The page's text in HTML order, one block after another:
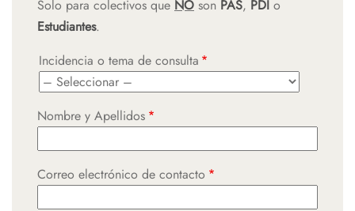
Solo para colectivos que NO son PAS, PDI o
Estudiantes.
Incidencia o tema de consulta
Nombre y Apellidos
Correo electrónico de contacto